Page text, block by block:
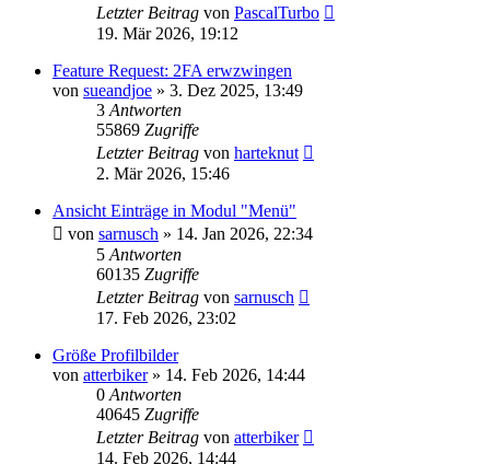
Letzter Beitrag von PascalTurbo
19. Mär 2026, 19:12
Feature Request: 2FA erwzwingen
von sueandjoe » 3. Dez 2025, 13:49
3 Antworten
55869 Zugriffe
Letzter Beitrag von harteknut
2. Mär 2026, 15:46
Ansicht Einträge in Modul "Menü"
von sarnusch » 14. Jan 2026, 22:34
5 Antworten
60135 Zugriffe
Letzter Beitrag von sarnusch
17. Feb 2026, 23:02
Größe Profilbilder
von atterbiker» 14. Feb 2026, 14:44
0 Antworten
40645 Zugriffe
Letzter Beitrag von atterbiker
14. Feb 2026, 14:44